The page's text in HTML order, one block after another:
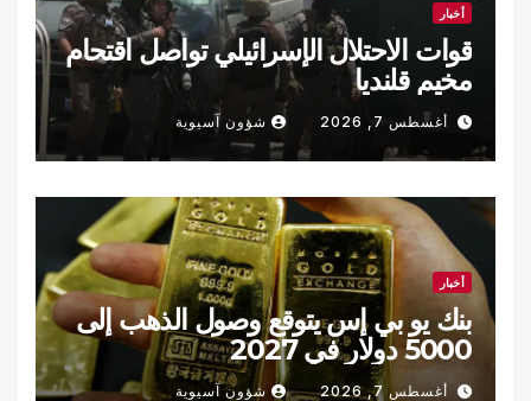
أخبار
قوات الاحتلال الإسرائيلي تواصل اقتحام
مخيم قلنديا
أغسطس 7, 2026 شؤون آسيوية
أخبار
بنك يو بي إس يتوقع وصول الذهب إلى
5000 دولار في 2027
أغسطس 7, 2026 شؤون آسيوية